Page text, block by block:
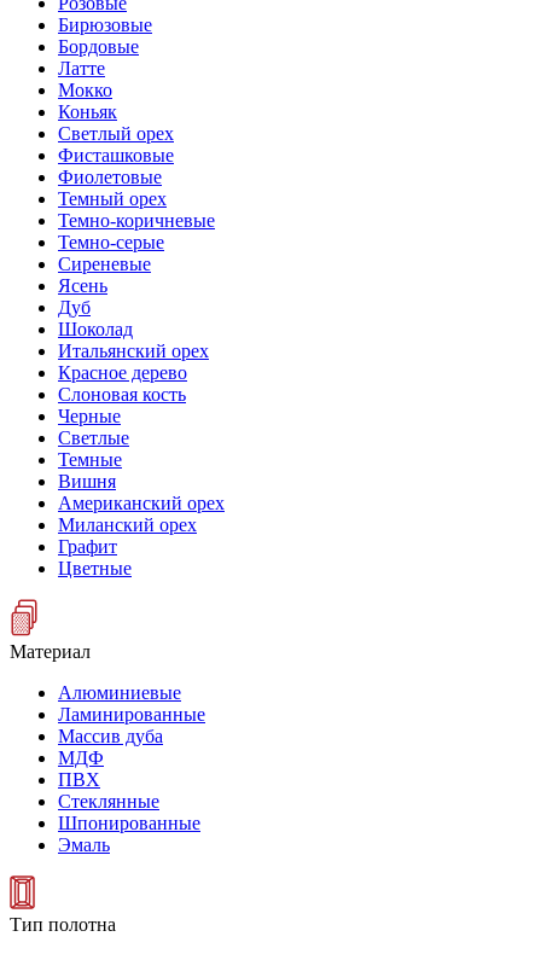
Бирюзовые
Бордовые
Латте
Мокко
Коньяк
Светлый орех
Фисташковые
Фиолетовые
Темный орех
Темно-коричневые
Темно-серые
Сиреневые
Ясень
Дуб
Шоколад
Итальянский орех
Красное дерево
Слоновая кость
Черные
Светлые
Темные
Вишня
Американский орех
Миланский орех
Графит
Цветные
Материал
Алюминиевые
Ламинированные
Массив дуба
МДФ
ПВХ
Стеклянные
Шпонированные
Эмаль
Тип полотна